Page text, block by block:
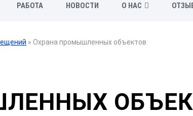
РАБОТА НОВОСТИ О НАС
» Охрана промышленных объектов